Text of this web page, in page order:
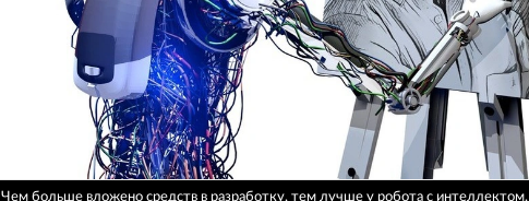
Чем больше вложено средств в разработку, тем лучше у робота с интеллектом.